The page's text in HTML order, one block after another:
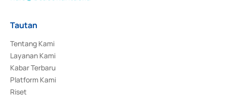
Tautan
Tentang Kami
Layanan Kami
Kabar Terbaru
Platform Kami
Riset